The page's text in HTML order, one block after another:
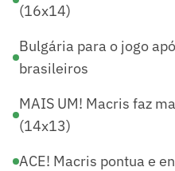
(16x14)
Bulgária para o jogo
brasileiros
MAIS UM! Macris faz
(14x13)
ACE! Macris pontua e